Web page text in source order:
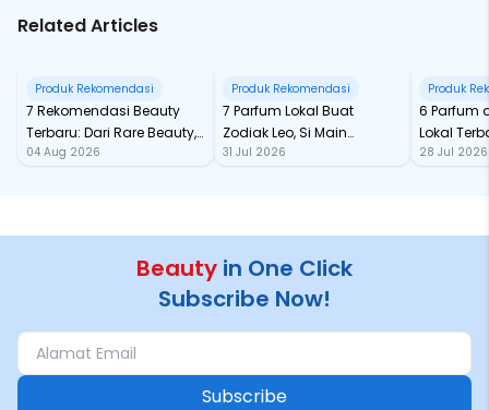
Related Articles
Produk Rekomendasi
7 Rekomendasi Beauty
Terbaru: Dari Rare Beauty,
Sampai Rhode Skin, Super
04 Aug 2026
Produk Rekomendasi
7 Parfum Lokal Buat
Zodiak Leo, Si Main
Character yang Selalu
31 Jul 2026
Produk
6 Parfum
Lokal
dari
28 Jul 2026
Beauty in One Click
Subscribe Now!
Subscribe